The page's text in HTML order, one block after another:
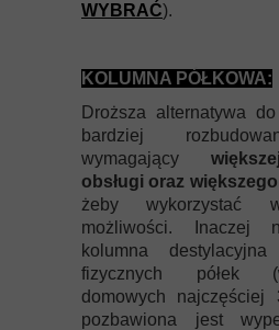
WYBRAĆ).
KOLUMNA PÓŁKOWA:
Droższa alternatywa
bardziej
wymagający
obsługi oraz
żeby wykorzystać
możliwości. Inaczej
kolumna
fizycznych półek
domowych najczęściej
pozbawiona jest